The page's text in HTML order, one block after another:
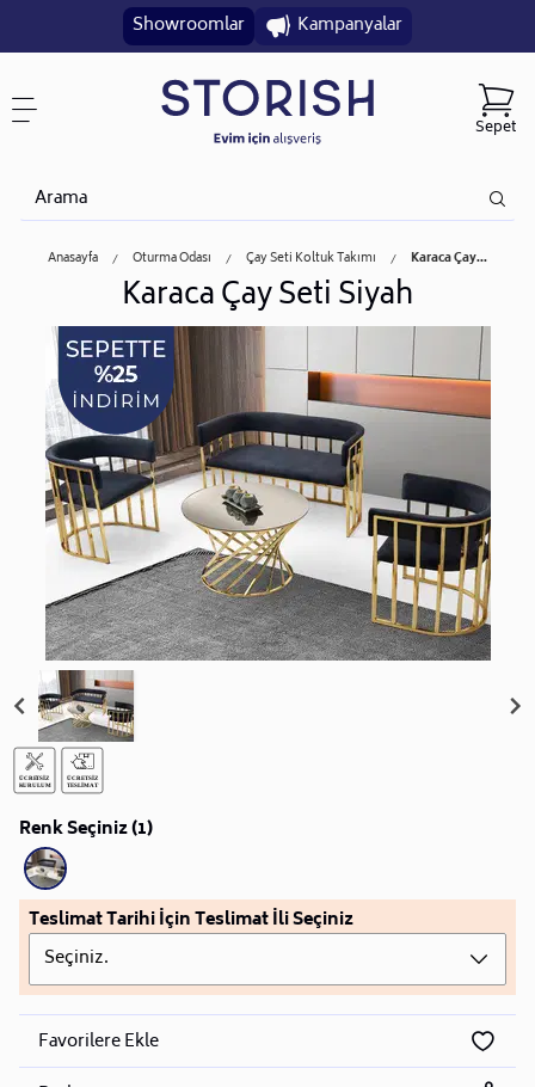
Showroomlar Kampanyalar
Sepet
Anasayfa Oturma Odası Çay Seti Koltuk Takımı Karaca Çay...
Karaca Çay Seti Siyah
Renk Seçiniz (1)
Teslimat Tarihi İçin Teslimat İli Seçiniz
Seçiniz.
Favorilere Ekle